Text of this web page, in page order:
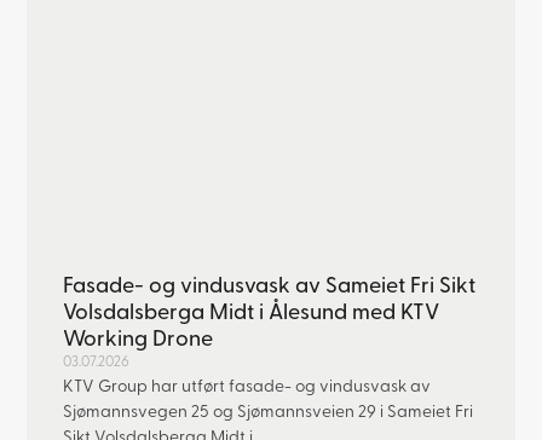
Fasade- og vindusvask av Sameiet Fri Sikt
Volsdalsberga Midt i Ålesund med KTV
Working Drone
03.07.2026
KTV Group har utført fasade- og vindusvask av
Sjømannsvegen 25 og Sjømannsveien 29 i Sameiet Fri